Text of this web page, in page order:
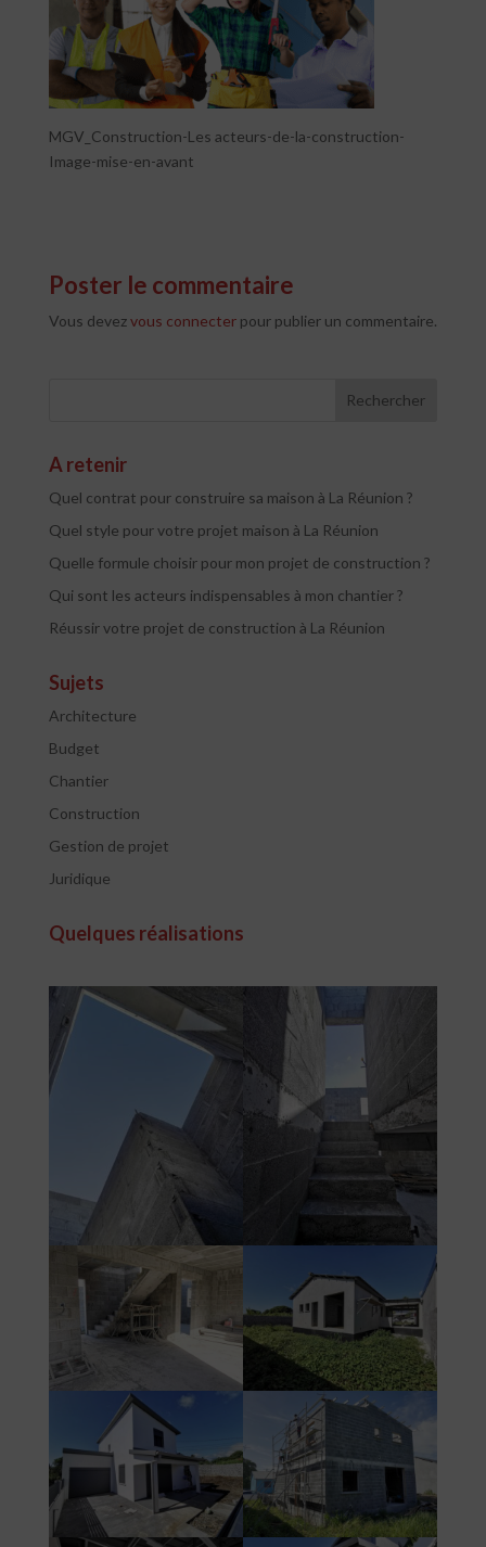
MGV_Construction-Les acteurs-de-la-construction-
Image-mise-en-avant
Poster le commentaire
Vous devezvous connecterpour publier un commentaire.
A retenir
Quel contrat pour construire sa maison à La Réunion ?
Quel style pour votre projet maison à La Réunion
Quelle formule choisir pour mon projet de construction ?
Qui sont les acteurs indispensables à mon chantier ?
Réussir votre projet de construction à La Réunion
Sujets
Architecture
Budget
Chantier
Construction
Gestion de projet
Juridique
Quelques réalisations